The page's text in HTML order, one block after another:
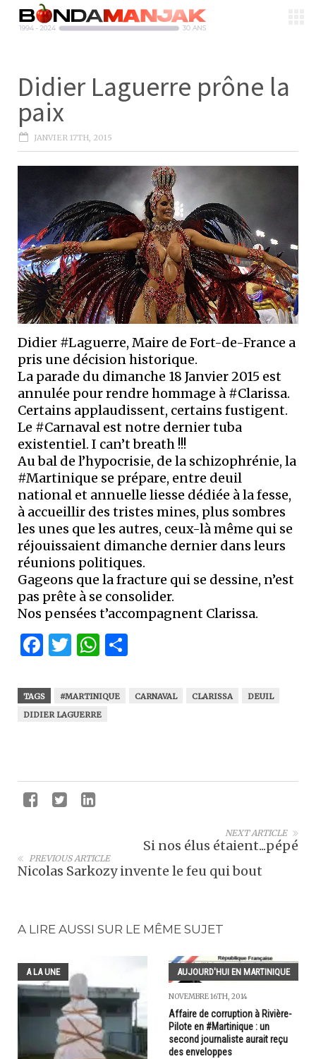
Didier Laguerre prône la
paix
JANVIER 17TH, 2015
Didier #Laguerre, Maire de Fort-de-France a
pris une décision historique.
La parade du dimanche 18 Janvier 2015 est
annulée pour rendre hommage à #Clarissa.
Certains applaudissent, certains fustigent.
Le #Carnaval est notre dernier tuba
existentiel. I can’t breath !!!
Au bal de l’hypocrisie, de la schizophrénie, la
#Martinique se prépare, entre deuil
national et annuelle liesse dédiée à la fesse,
à accueillir des tristes mines, plus sombres
les unes que les autres, ceux-là même qui se
réjouissaient dimanche dernier dans leurs
réunions politiques.
Gageons que la fracture qui se dessine, n’est
pas prête à se consolider.
Nos pensées t’accompagnent Clarissa.
Facebook
Twitter
WhatsApp
TAGS #MARTINIQUE CARNAVAL CLARISSA
DEUIL
DIDIER LAGUERRE
NEXT ARTICLE
Si nos élus étaient...pépé
PREVIOUS ARTICLE
Nicolas Sarkozy invente le feu qui bout
A LIRE AUSSI SUR LE MÊME SUJET
A LA UNE AUJOURD'HUI EN MARTINIQUE
NOVEMBRE 16TH, 2014
Affaire de corruption à Rivière-
Pilote en #Martinique : un
second journaliste aurait reçu
des enveloppes